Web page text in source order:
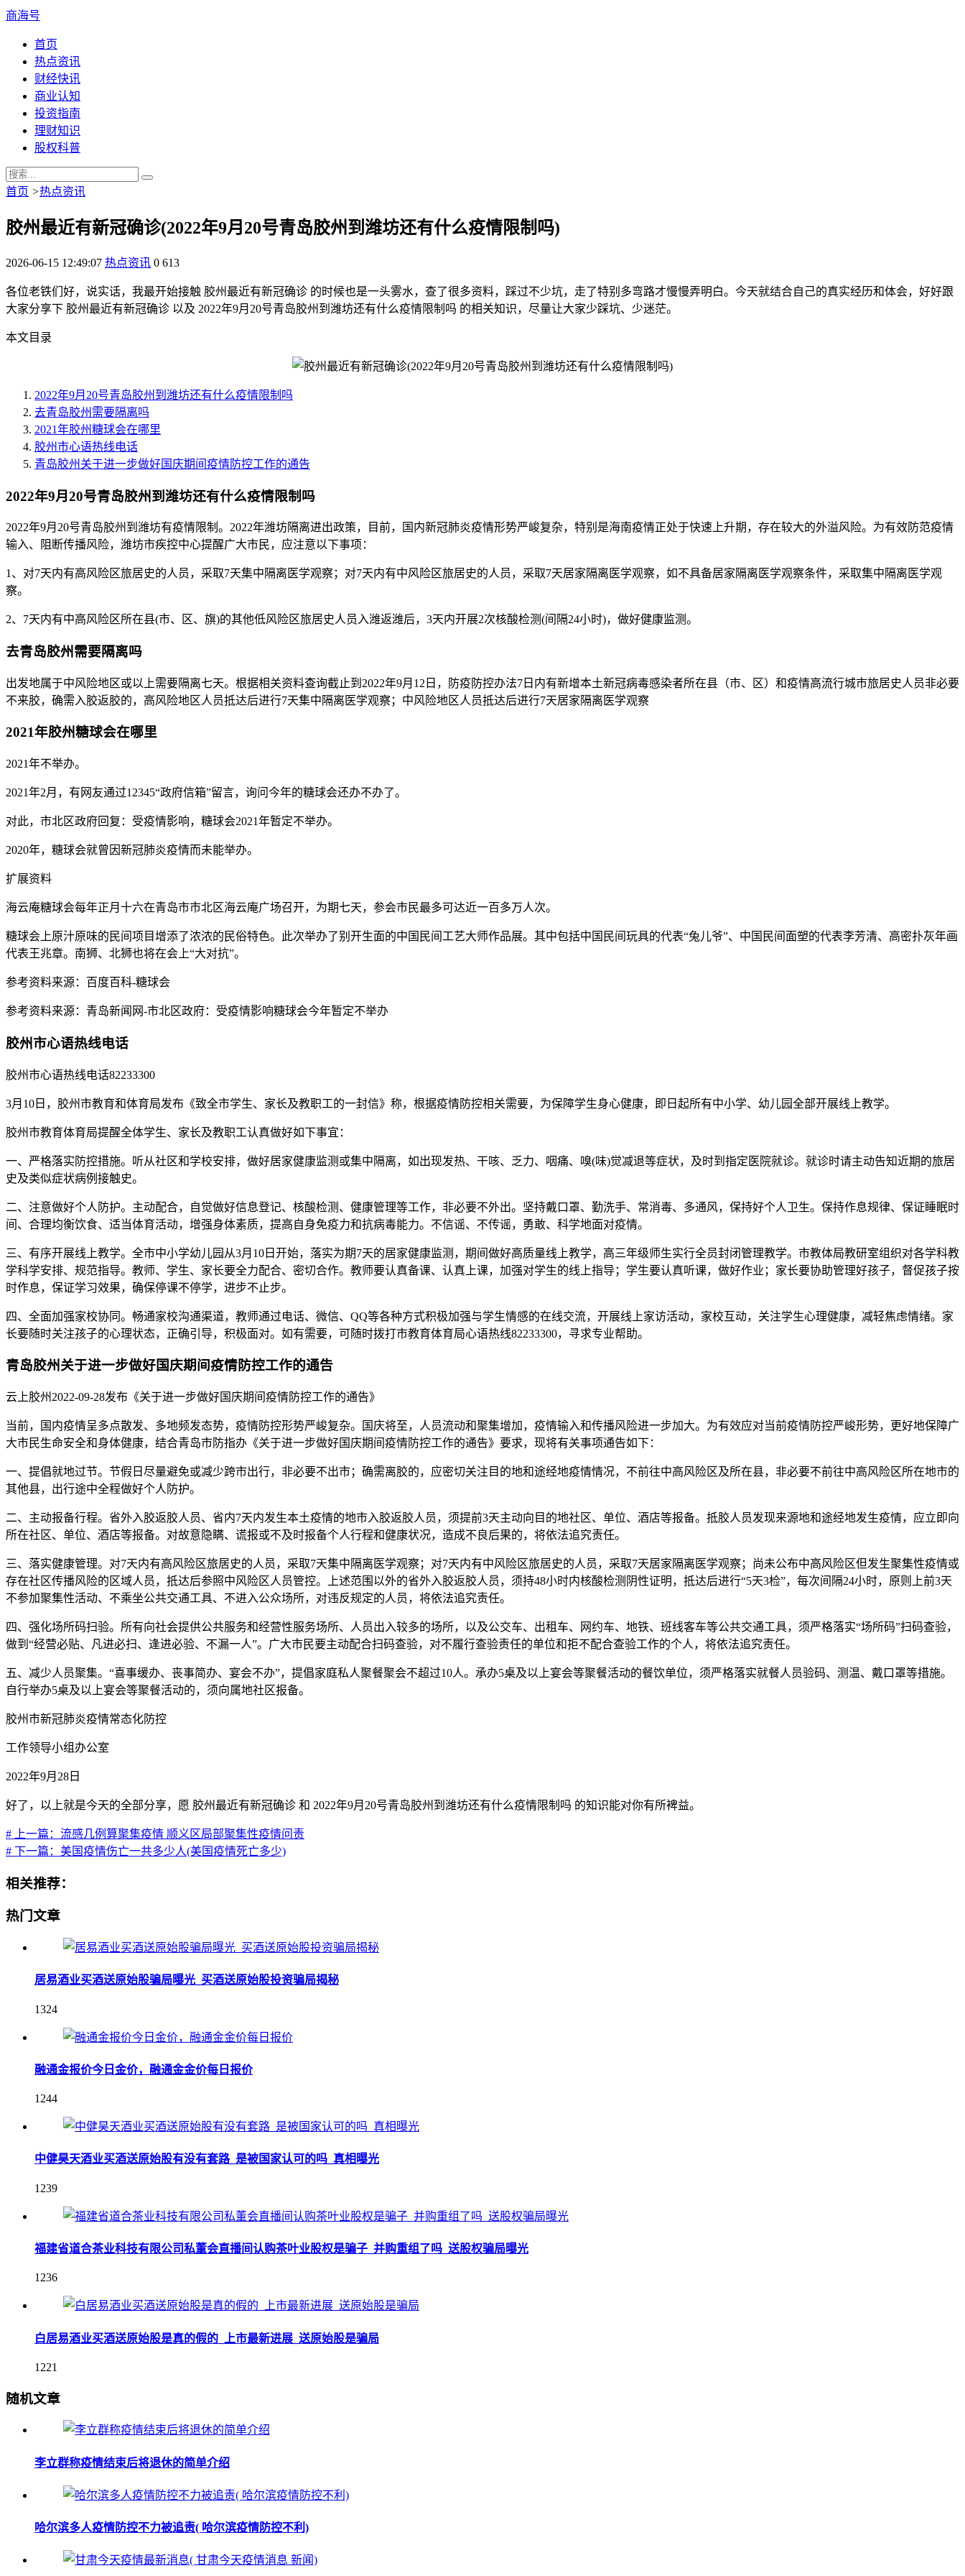
商海号
首页
热点资讯
财经快讯
商业认知
投资指南
理财知识
股权科普
首页 >热点资讯
胶州最近有新冠确诊(2022年9月20号青岛胶州到潍坊还有什么疫情限制吗)
2026-06-15 12:49:07 热点资讯 0 613
各位老铁们好，说实话，我最开始接触 胶州最近有新冠确诊 的时候也是一头雾水，查了很多资料，踩过不少坑，走了特别多弯路才慢慢弄明白。今天就结合自己的真实经历和体会，好好跟
大家分享下 胶州最近有新冠确诊 以及 2022年9月20号青岛胶州到潍坊还有什么疫情限制吗 的相关知识，尽量让大家少踩坑、少迷茫。
本文目录
2022年9月20号青岛胶州到潍坊还有什么疫情限制吗
去青岛胶州需要隔离吗
2021年胶州糖球会在哪里
胶州市心语热线电话
青岛胶州关于进一步做好国庆期间疫情防控工作的通告
2022年9月20号青岛胶州到潍坊还有什么疫情限制吗
2022年9月20号青岛胶州到潍坊有疫情限制。2022年潍坊隔离进出政策，目前，国内新冠肺炎疫情形势严峻复杂，特别是海南疫情正处于快速上升期，存在较大的外溢风险。为有效防范疫情
输入、阻断传播风险，潍坊市疾控中心提醒广大市民，应注意以下事项：
1、对7天内有高风险区旅居史的人员，采取7天集中隔离医学观察；对7天内有中风险区旅居史的人员，采取7天居家隔离医学观察，如不具备居家隔离医学观察条件，采取集中隔离医学观
察。
2、7天内有中高风险区所在县(市、区、旗)的其他低风险区旅居史人员入潍返潍后，3天内开展2次核酸检测(间隔24小时)，做好健康监测。
去青岛胶州需要隔离吗
出发地属于中风险地区或以上需要隔离七天。根据相关资料查询截止到2022年9月12日，防疫防控办法7日内有新增本土新冠病毒感染者所在县（市、区）和疫情高流行城市旅居史人员非必要
不来胶，确需入胶返胶的，高风险地区人员抵达后进行7天集中隔离医学观察；中风险地区人员抵达后进行7天居家隔离医学观察
2021年胶州糖球会在哪里
2021年不举办。
2021年2月，有网友通过12345“政府信箱”留言，询问今年的糖球会还办不办了。
对此，市北区政府回复：受疫情影响，糖球会2021年暂定不举办。
2020年，糖球会就曾因新冠肺炎疫情而未能举办。
扩展资料
海云庵糖球会每年正月十六在青岛市市北区海云庵广场召开，为期七天，参会市民最多可达近一百多万人次。
糖球会上原汁原味的民间项目增添了浓浓的民俗特色。此次举办了别开生面的中国民间工艺大师作品展。其中包括中国民间玩具的代表“兔儿爷”、中国民间面塑的代表李芳清、高密扑灰年画
代表王兆章。南狮、北狮也将在会上“大对抗”。
参考资料来源：百度百科-糖球会
参考资料来源：青岛新闻网-市北区政府：受疫情影响糖球会今年暂定不举办
胶州市心语热线电话
胶州市心语热线电话82233300
3月10日，胶州市教育和体育局发布《致全市学生、家长及教职工的一封信》称，根据疫情防控相关需要，为保障学生身心健康，即日起所有中小学、幼儿园全部开展线上教学。
胶州市教育体育局提醒全体学生、家长及教职工认真做好如下事宜：
一、严格落实防控措施。听从社区和学校安排，做好居家健康监测或集中隔离，如出现发热、干咳、乏力、咽痛、嗅(味)觉减退等症状，及时到指定医院就诊。就诊时请主动告知近期的旅居
史及类似症状病例接触史。
二、注意做好个人防护。主动配合，自觉做好信息登记、核酸检测、健康管理等工作，非必要不外出。坚持戴口罩、勤洗手、常消毒、多通风，保持好个人卫生。保持作息规律、保证睡眠时
间、合理均衡饮食、适当体育活动，增强身体素质，提高自身免疫力和抗病毒能力。不信谣、不传谣，勇敢、科学地面对疫情。
三、有序开展线上教学。全市中小学幼儿园从3月10日开始，落实为期7天的居家健康监测，期间做好高质量线上教学，高三年级师生实行全员封闭管理教学。市教体局教研室组织对各学科教
学科学安排、规范指导。教师、学生、家长要全力配合、密切合作。教师要认真备课、认真上课，加强对学生的线上指导；学生要认真听课，做好作业；家长要协助管理好孩子，督促孩子按
时作息，保证学习效果，确保停课不停学，进步不止步。
四、全面加强家校协同。畅通家校沟通渠道，教师通过电话、微信、QQ等各种方式积极加强与学生情感的在线交流，开展线上家访活动，家校互动，关注学生心理健康，减轻焦虑情绪。家
长要随时关注孩子的心理状态，正确引导，积极面对。如有需要，可随时拨打市教育体育局心语热线82233300，寻求专业帮助。
青岛胶州关于进一步做好国庆期间疫情防控工作的通告
云上胶州2022-09-28发布《关于进一步做好国庆期间疫情防控工作的通告》
当前，国内疫情呈多点散发、多地频发态势，疫情防控形势严峻复杂。国庆将至，人员流动和聚集增加，疫情输入和传播风险进一步加大。为有效应对当前疫情防控严峻形势，更好地保障广
大市民生命安全和身体健康，结合青岛市防指办《关于进一步做好国庆期间疫情防控工作的通告》要求，现将有关事项通告如下：
一、提倡就地过节。节假日尽量避免或减少跨市出行，非必要不出市；确需离胶的，应密切关注目的地和途经地疫情情况，不前往中高风险区及所在县，非必要不前往中高风险区所在地市的
其他县，出行途中全程做好个人防护。
二、主动报备行程。省外入胶返胶人员、省内7天内发生本土疫情的地市入胶返胶人员，须提前3天主动向目的地社区、单位、酒店等报备。抵胶人员发现来源地和途经地发生疫情，应立即向
所在社区、单位、酒店等报备。对故意隐瞒、谎报或不及时报备个人行程和健康状况，造成不良后果的，将依法追究责任。
三、落实健康管理。对7天内有高风险区旅居史的人员，采取7天集中隔离医学观察；对7天内有中风险区旅居史的人员，采取7天居家隔离医学观察；尚未公布中高风险区但发生聚集性疫情或
存在社区传播风险的区域人员，抵达后参照中风险区人员管控。上述范围以外的省外入胶返胶人员，须持48小时内核酸检测阴性证明，抵达后进行“5天3检”，每次间隔24小时，原则上前3天
不参加聚集性活动、不乘坐公共交通工具、不进入公众场所，对违反规定的人员，将依法追究责任。
四、强化场所码扫验。所有向社会提供公共服务和经营性服务场所、人员出入较多的场所，以及公交车、出租车、网约车、地铁、班线客车等公共交通工具，须严格落实“场所码”扫码查验，
做到“经营必贴、凡进必扫、逢进必验、不漏一人”。广大市民要主动配合扫码查验，对不履行查验责任的单位和拒不配合查验工作的个人，将依法追究责任。
五、减少人员聚集。“喜事缓办、丧事简办、宴会不办”，提倡家庭私人聚餐聚会不超过10人。承办5桌及以上宴会等聚餐活动的餐饮单位，须严格落实就餐人员验码、测温、戴口罩等措施。
自行举办5桌及以上宴会等聚餐活动的，须向属地社区报备。
胶州市新冠肺炎疫情常态化防控
工作领导小组办公室
2022年9月28日
好了，以上就是今天的全部分享，愿 胶州最近有新冠确诊 和 2022年9月20号青岛胶州到潍坊还有什么疫情限制吗 的知识能对你有所裨益。
# 上一篇：流感几例算聚集疫情 顺义区局部聚集性疫情问责
# 下一篇：美国疫情伤亡一共多少人(美国疫情死亡多少)
相关推荐：
热门文章
居易酒业买酒送原始股骗局曝光_买酒送原始股投资骗局揭秘
1324
融通金报价今日金价，融通金金价每日报价
1244
中健昊天酒业买酒送原始股有没有套路_是被国家认可的吗_真相曝光
1239
福建省道合茶业科技有限公司私董会直播间认购茶叶业股权是骗子_并购重组了吗_送股权骗局曝光
1236
白居易酒业买酒送原始股是真的假的_上市最新进展_送原始股是骗局
1221
随机文章
李立群称疫情结束后将退休的简单介绍
哈尔滨多人疫情防控不力被追责( 哈尔滨疫情防控不利)